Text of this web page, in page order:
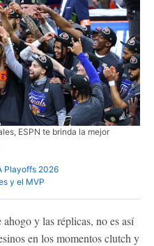
ESPN te brinda la mejor
Playoffs 2026
y el MVP
ahogo y las réplicas, no es así
en los momentos clutch y